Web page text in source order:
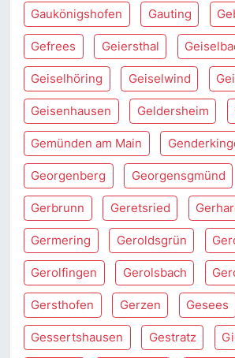
Gaukönigshofen Gauting
Gefrees Geiersthal
Geiselhöring Geiselwind
Geisenhausen Geldersheim
Gemünden am Main
Georgenberg Georgensgmünd
Gerbrunn Geretsried
Germering Geroldsgrün
Gerolfingen Gerolsbach
Gersthofen Gerzen Gesees
Gessertshausen Gestratz